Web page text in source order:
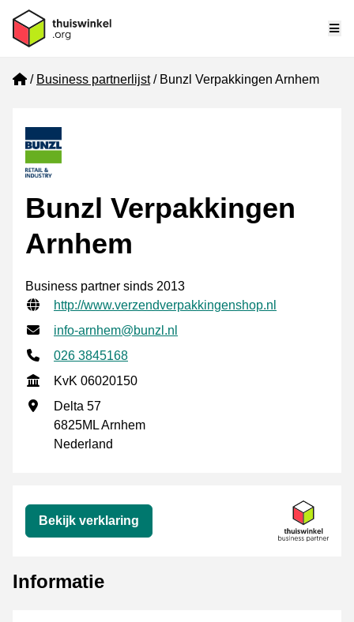
Home
Business partnerlijst Bunzl Verpakkingen Arnhem
Bunzl Verpakkingen
Arnhem
Business partner sinds 2013
Gecontroleerde contactgegevens
Website URL
http://www.verzendverpakkingenshop.nl
E-mailadres
info-arnhem@bunzl.nl
Telefoonnummer
026 3845168
KvKKvK 06020150
Vestigingsadres
Delta 57
6825ML Arnhem
Nederland
Bekijk verklaring
Informatie